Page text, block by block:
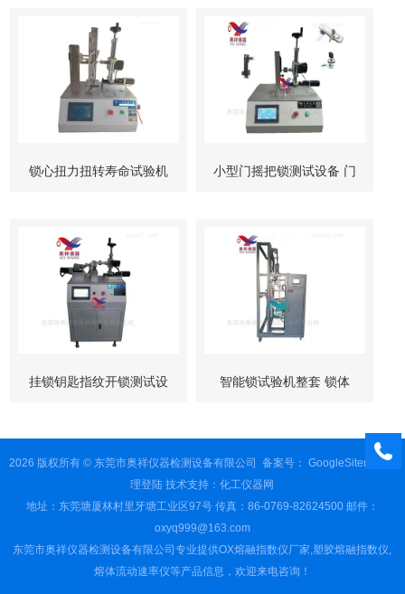
锁心扭力扭转寿命试验机 小型门摇把锁测试设备 门
挂锁钥匙指纹开锁测试设 智能锁试验机整套 锁体
2026 版权所有 © 东莞市奥祥仪器检测设备有限公司 备案号： GoogleSitemap管
理登陆 技术支持：化工仪器网
地址：东莞塘厦林村里牙塘工业区97号 传真：86-0769-82624500 邮件：
oxyq999@163.com
东莞市奥祥仪器检测设备有限公司专业提供OX熔融指数仪厂家,塑胶熔融指数仪,
熔体流动速率仪等产品信息，欢迎来电咨询！